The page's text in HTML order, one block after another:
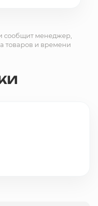
сообщит менеджер,
товаров и времени